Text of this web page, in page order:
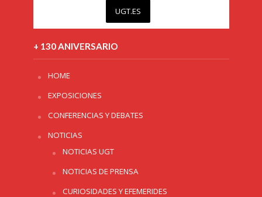
UGT.ES
+ 130 ANIVERSARIO
HOME
EXPOSICIONES
CONFERENCIAS Y DEBATES
NOTICIAS
NOTICIAS UGT
NOTICIAS DE PRENSA
CURIOSIDADES Y EFEMERIDES